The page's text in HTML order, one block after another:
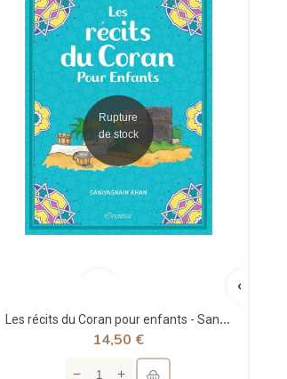
Rupture
de stock
Les récits du Coran pour enfants - Saniyasnain Khan - Orientica
14,50 €